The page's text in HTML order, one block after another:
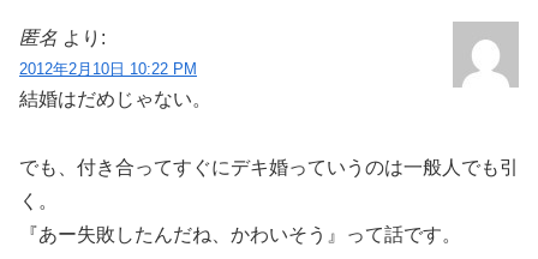
匿名 より:
2012年2月10日 10:22 PM
結婚はだめじゃない。
でも、付き合ってすぐにデキ婚っていうのは一般人でも引
く。
『あー失敗したんだね、かわいそう』って話です。